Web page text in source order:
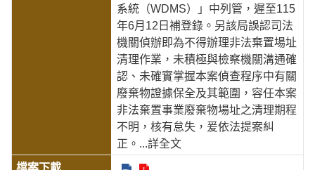
系統（WDMS）」中列管，遲至115
年6月12日補登錄。另該局誤認司法
機關偵辦即為不得辦理非法棄置場址
清理作業，未積極與檢察機關溝通確
認、未確實掌握本案偵查程序中有關
廢棄物證據保全及其範圍，容任本案
非法棄置事業廢棄物場址之清理期程
不明，核有怠失，爰依法提案糾
正。 ...詳全文